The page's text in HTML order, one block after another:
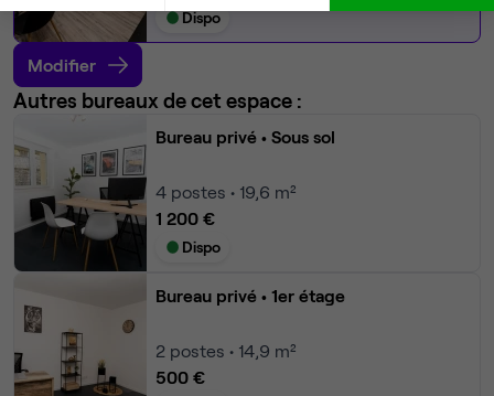
Dispo
Modifier
Autres bureaux de cet espace :
Bureau privé • Sous sol
4 postes • 19,6 m²
1 200 €
Dispo
Bureau privé • 1er étage
2 postes • 14,9 m²
500 €